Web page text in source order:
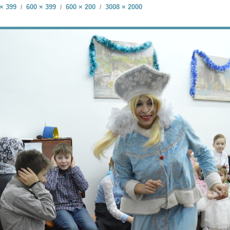
399 / 600 × 399 / 600 × 200 / 3008 × 2000